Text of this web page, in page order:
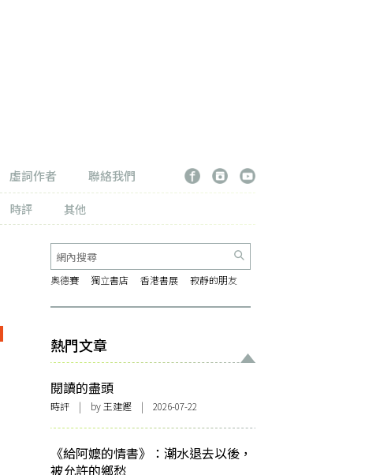
虛詞作者
聯絡我們
時評 其他
奧德賽 獨立書店 香港書展 寂靜的朋友
熱門文章
閱讀的盡頭
時評 | by 王建鏗 | 2026-07-22
《給阿嬤的情書》：潮水退去以後，
被允許的鄉愁